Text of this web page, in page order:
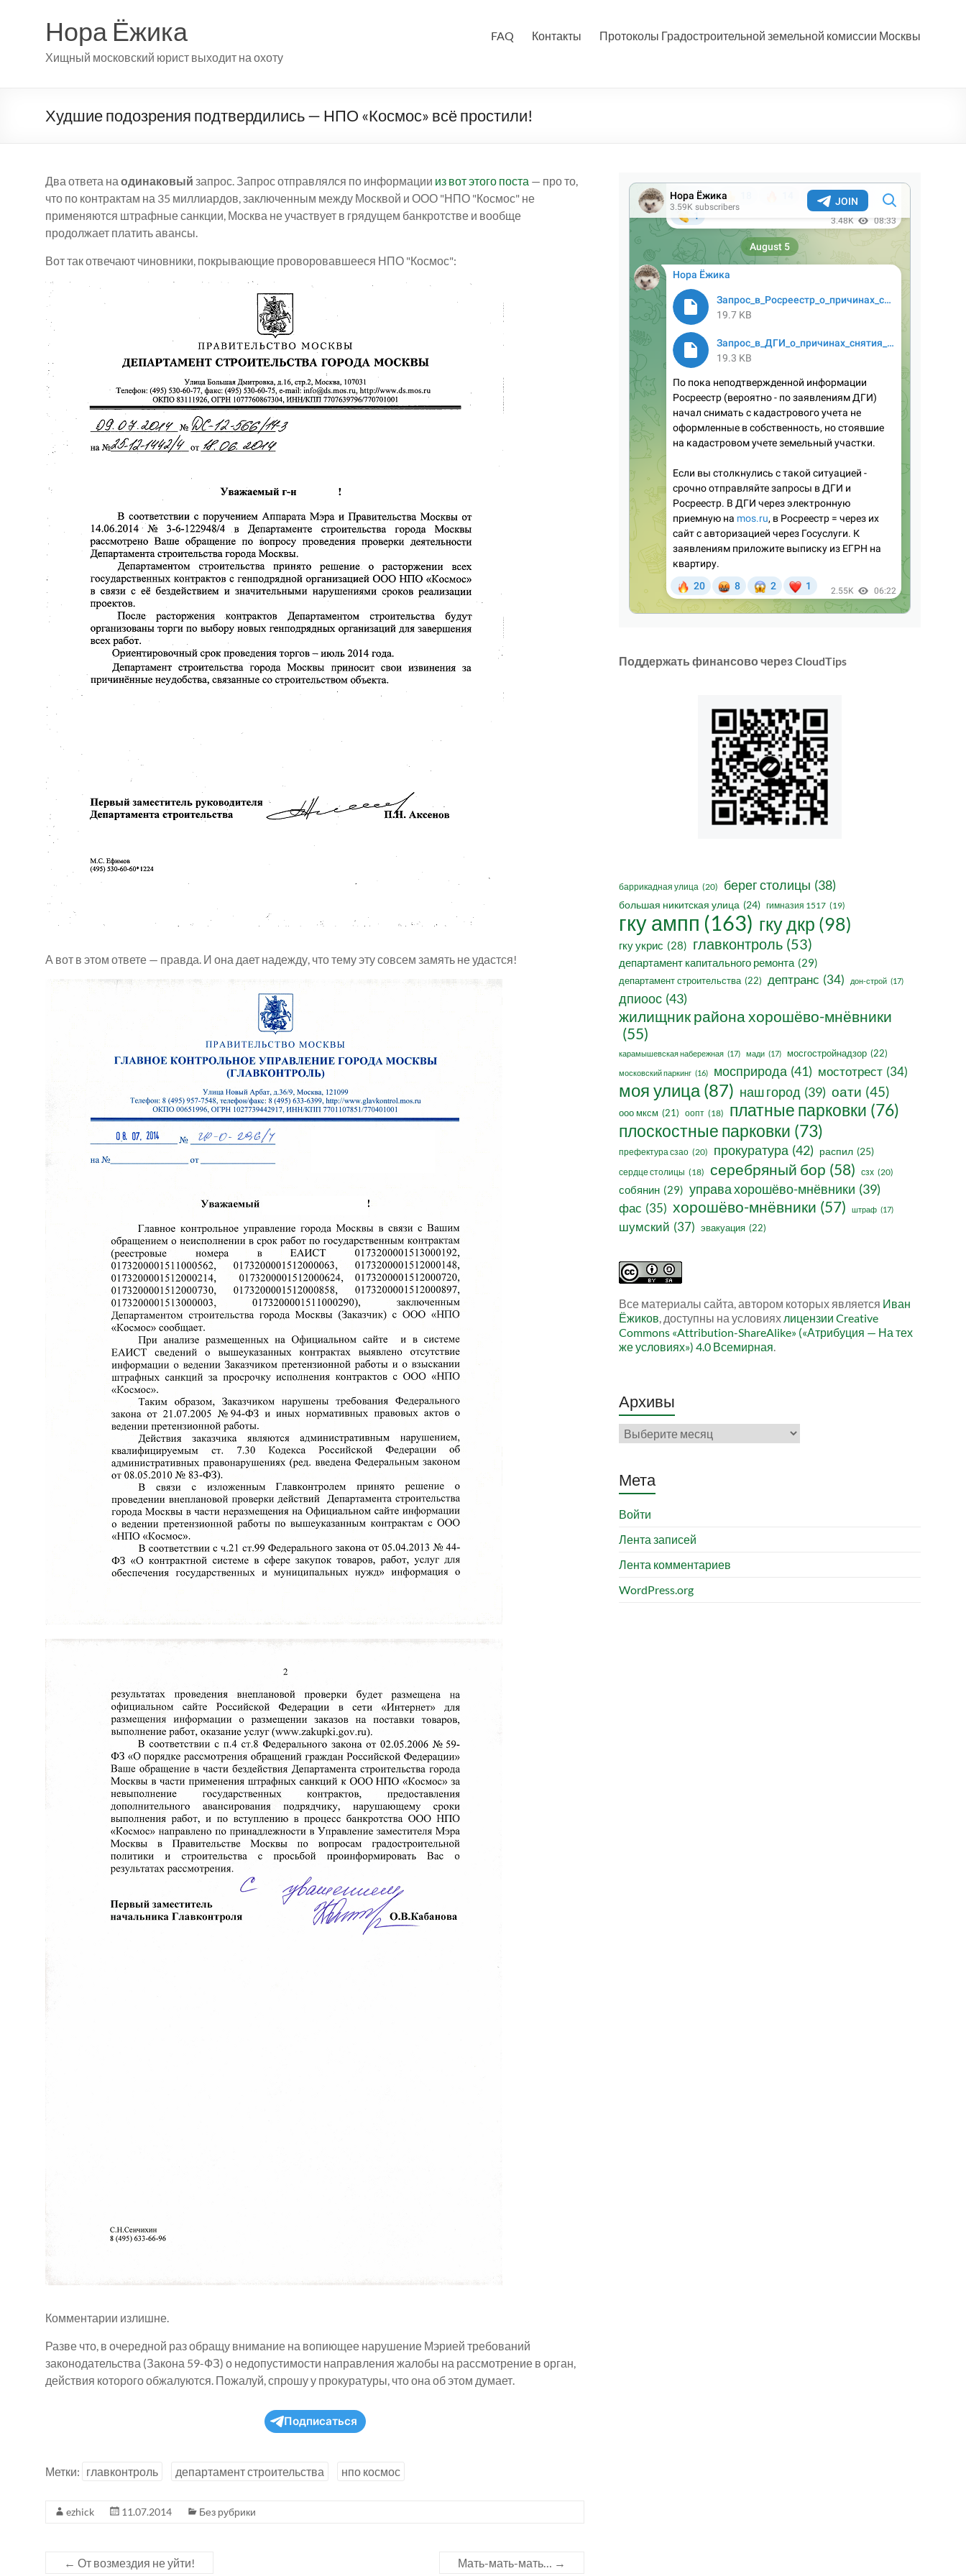
содержимомуНора Ёжика
Хищный московский юрист выходит на охоту
FAQ Контакты Протоколы Градостроительной земельной комиссии Москвы
Худшие подозрения подтвердились — НПО «Космос» всё простили!
Два ответа на одинаковый запрос. Запрос отправлялся по информации из вот этого поста — про то,
что по контрактам на 35 миллиардов, заключенным между Москвой и ООО "НПО "Космос" не
применяются штрафные санкции, Москва не участвует в грядущем банкротстве и вообще
продолжает платить авансы.
Вот так отвечают чиновники, покрывающие проворовавшееся НПО "Космос":
А вот в этом ответе — правда. И она дает надежду, что тему эту совсем замять не удастся!
Комментарии излишне.
Разве что, в очередной раз обращу внимание на вопиющее нарушение Мэрией требований
законодательства (Закона 59-ФЗ) о недопустимости направления жалобы на рассмотрение в орган,
действия которого обжалуются. Пожалуй, спрошу у прокуратуры, что она об этом думает.
Подписаться
Метки: главконтроль департамент строительства нпо космос
ezhick 11.07.2014 Без рубрики
← От возмездия не уйти! Мать-мать-мать… →
Поддержать финансово через CloudTips
баррикадная улица (20) берег столицы (38)
большая никитская улица (24) гимназия 1517 (19)
гку ампп (163) гку дкр (98)
гку укрис (28) главконтроль (53)
департамент капитального ремонта (29)
департамент строительства (22) дептранс (34) дон-строй (17)
дпиоос (43)
жилищник района хорошёво-мнёвники
(55)
карамышевская набережная (17) мади (17) мосгостройнадзор (22)
московский паркинг (16) мосприрода (41) мостотрест (34)
моя улица (87) наш город (39) оати (45)
ооо мксм (21) оопт (18) платные парковки (76)
плоскостные парковки (73)
префектура сзао (20) прокуратура (42) распил (25)
сердце столицы (18) серебряный бор (58) сзх (20)
собянин (29) управа хорошёво-мнёвники (39)
фас (35) хорошёво-мнёвники (57) штраф (17)
шумский (37) эвакуация (22)
Все материалы сайта, автором которых является Иван
Ёжиков, доступны на условиях лицензии Creative
Commons «Attribution-ShareAlike» («Атрибуция — На тех
же условиях») 4.0 Всемирная.
Архивы
Архивы
Мета
Войти
Лента записей
Лента комментариев
WordPress.org